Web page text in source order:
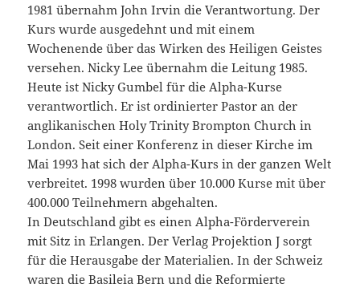
1981 übernahm John Irvin die Verantwortung. Der
Kurs wurde ausgedehnt und mit einem
Wochenende über das Wirken des Heiligen Geistes
versehen. Nicky Lee übernahm die Leitung 1985.
Heute ist Nicky Gumbel für die Alpha-Kurse
verantwortlich. Er ist ordinierter Pastor an der
anglikanischen Holy Trinity Brompton Church in
London. Seit einer Konferenz in dieser Kirche im
Mai 1993 hat sich der Alpha-Kurs in der ganzen Welt
verbreitet. 1998 wurden über 10.000 Kurse mit über
400.000 Teilnehmern abgehalten.
In Deutschland gibt es einen Alpha-Förderverein
mit Sitz in Erlangen. Der Verlag Projektion J sorgt
für die Herausgabe der Materialien. In der Schweiz
waren die Basileia Bern und die Reformierte